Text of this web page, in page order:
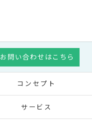
お問い合わせはこちら
コンセプト
サービス